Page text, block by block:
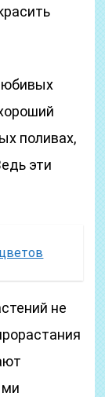
поливах,
эти
не